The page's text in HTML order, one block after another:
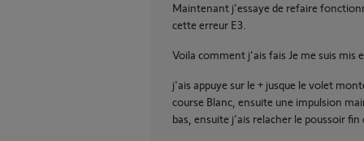
Maintenant j'essaye de refaire
cette erreur E3.
Voila comment j'ais fais Je me suis mis
j'ais appuye sur le + jusque le volet
course Blanc, ensuite une impulsion
bas, ensuite j'ais relacher le poussoir fin